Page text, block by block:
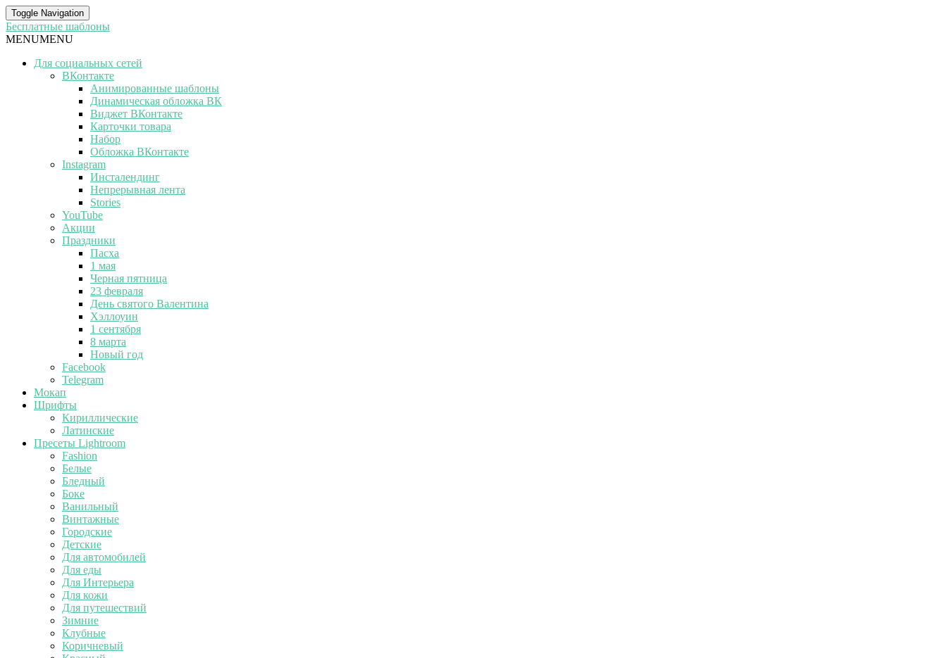
Toggle Navigation
Бесплатные шаблоны
MENUMENU
Для социальных сетей
ВКонтакте
Анимированные шаблоны
Динамическая обложка ВК
Виджет ВКонтакте
Карточки товара
Набор
Обложка ВКонтакте
Instagram
Инсталендинг
Непрерывная лента
Stories
YouTube
Акции
Праздники
Пасха
1 мая
Черная пятница
23 февраля
День святого Валентина
Хэллоуин
1 сентября
8 марта
Новый год
Facebook
Telegram
Мокап
Шрифты
Кириллические
Латинские
Пресеты Lightroom
Fashion
Белые
Бледный
Боке
Ванильный
Винтажные
Городские
Детские
Для автомобилей
Для еды
Для Интерьера
Для кожи
Для путешествий
Зимние
Клубные
Коричневый